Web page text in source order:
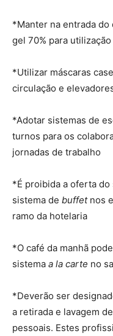
*Manter na entrada
gel 70% para
*Utilizar máscaras
circulação e
*Adotar sistemas de
turnos para os
jornadas de trabalho
*É proibida a oferta do
sistema de buffetnos
ramo da hotelaria
*O café da manhã
sistema a la carte no
*Deverão ser
a retirada e lavagem
pessoais. Estes